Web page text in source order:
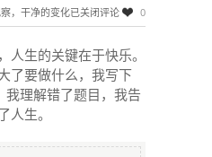
，干净的变化已关闭评论 0
人生的关键在于快乐。
了要做什么，我写下
我理解错了题目，我告
人生。